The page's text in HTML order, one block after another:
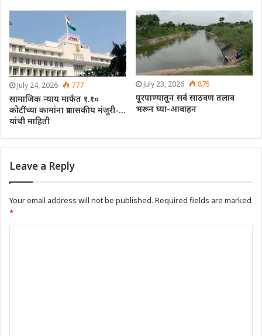
July 24, 2026 777
सामाजिक न्याय मार्फत १.१०
कोटींच्या कामांना प्रशासकीय मंजुरी-…
यांची माहिती
July 23, 2026 875
पूरपाण्यातून सर्व साठवण तलाव
भरून घ्या-आवाहन
Leave a Reply
Your email address will not be published. Required fields are marked
*